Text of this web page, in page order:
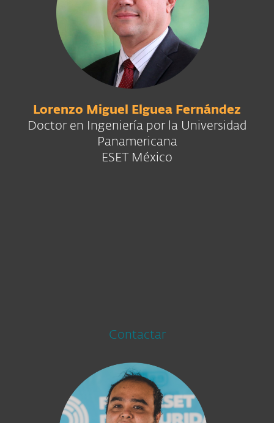
Lorenzo Miguel Elguea Fernández
Doctor en Ingeniería por la Universidad
Panamericana
ESET México
Contactar